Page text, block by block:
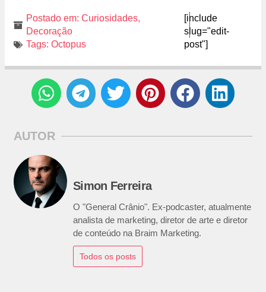
Postado em: Curiosidades,
Decoração
Tags: Octopus
[include
slug="edit-
post"]
AUTOR
Simon Ferreira
O "General Crânio". Ex-podcaster, atualmente
analista de marketing, diretor de arte e diretor
de conteúdo na Braim Marketing.
Todos os posts